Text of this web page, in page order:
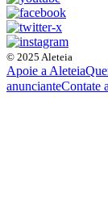
© 2025 Aleteia
Apoie a Aleteia
anuncianteContate